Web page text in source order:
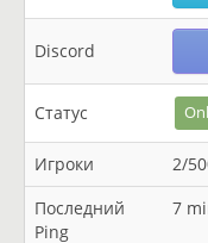
Discord
Статус
Игроки
2/
Последний
Ping
7